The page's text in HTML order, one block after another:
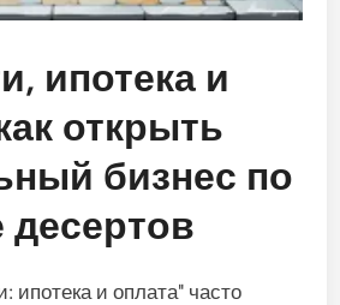
ипотека и
открыть
бизнес по
ипотека и оплата" часто